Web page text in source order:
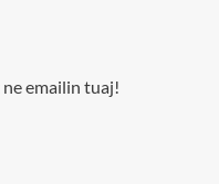
emailin tuaj!